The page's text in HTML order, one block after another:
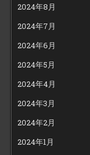
2024年8月
2024年7月
2024年6月
2024年5月
2024年4月
2024年3月
2024年2月
2024年1月